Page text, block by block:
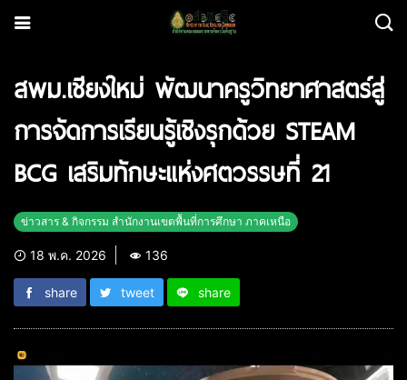
สพม.เชียงใหม่ พัฒนาครูวิทยาศาสตร์สู่
การจัดการเรียนรู้เชิงรุกด้วย STEAM
BCG เสริมทักษะแห่งศตวรรษที่ 21
ข่าวสาร & กิจกรรม สำนักงานเขตพื้นที่การศึกษา ภาคเหนือ
18 พ.ค. 2026 136
share tweet share